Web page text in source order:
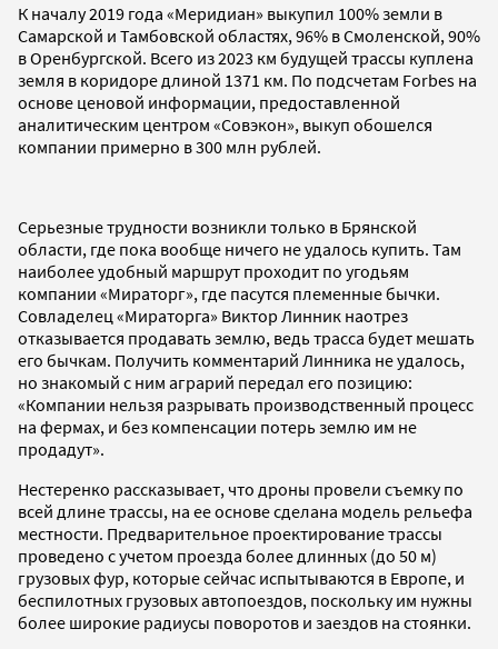
К началу 2019 года «Меридиан» выкупил 100% земли в
Самарской и Тамбовской областях, 96% в Смоленской, 90%
в Оренбургской. Всего из 2023 км будущей трассы куплена
земля в коридоре длиной 1371 км. По подсчетам Forbes на
основе ценовой информации, предоставленной
аналитическим центром «Совэкон», выкуп обошелся
компании примерно в 300 млн рублей.
Серьезные трудности возникли только в Брянской
области, где пока вообще ничего не удалось купить. Там
наиболее удобный маршрут проходит по угодьям
компании «Мираторг», где пасутся племенные бычки.
Совладелец «Мираторга» Виктор Линник наотрез
отказывается продавать землю, ведь трасса будет мешать
его бычкам. Получить комментарий Линника не удалось,
но знакомый с ним аграрий передал его позицию:
«Компании нельзя разрывать производственный процесс
на фермах, и без компенсации потерь землю им не
продадут».
Нестеренко рассказывает, что дроны провели съемку по
всей длине трассы, на ее основе сделана модель рельефа
местности. Предварительное проектирование трассы
проведено с учетом проезда более длинных (до 50 м)
грузовых фур, которые сейчас испытываются в Европе, и
беспилотных грузовых автопоездов, поскольку им нужны
более широкие радиусы поворотов и заездов на стоянки.